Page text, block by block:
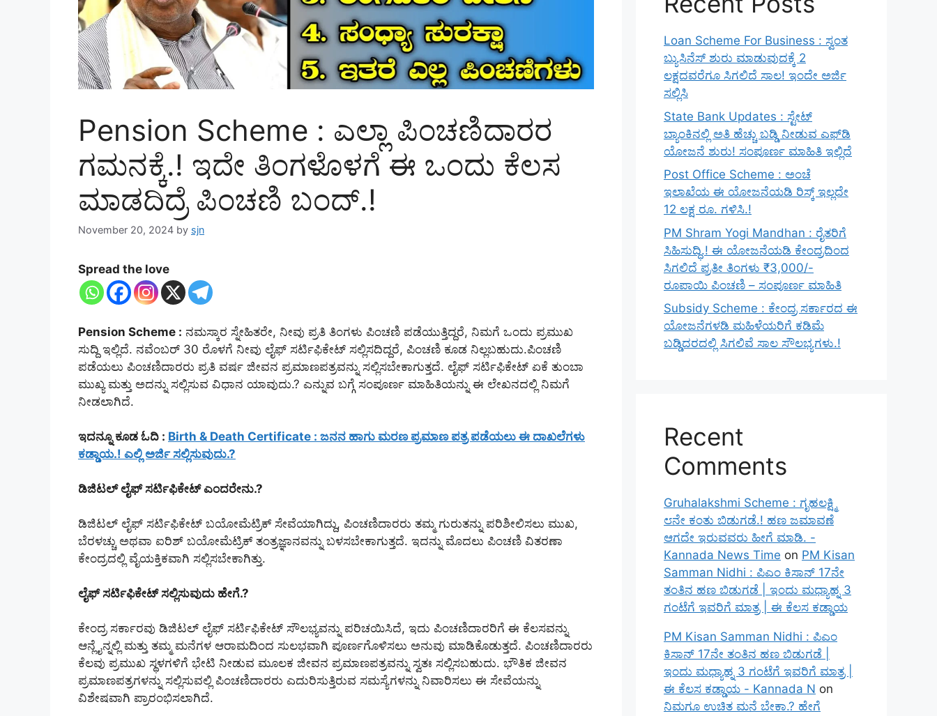
Pension Scheme : ಎಲ್ಲಾ ಪಿಂಚಣಿದಾರರ
ಗಮನಕ್ಕೆ.! ಇದೇ ತಿಂಗಳೊಳಗೆ ಈ ಒಂದು ಕೆಲಸ
ಮಾಡದಿದ್ರೆ ಪಿಂಚಣಿ ಬಂದ್.!
November 20, 2024 by sjn
Spread the love
Pension Scheme : ನಮಸ್ಕಾರ ಸ್ನೇಹಿತರೇ, ನೀವು ಪ್ರತಿ ತಿಂಗಳು ಪಿಂಚಣಿ ಪಡೆಯುತ್ತಿದ್ದರೆ, ನಿಮಗೆ ಒಂದು ಪ್ರಮುಖ
ಸುದ್ದಿ ಇಲ್ಲಿದೆ. ನವೆಂಬರ್ 30 ರೊಳಗೆ ನೀವು ಲೈಫ್ ಸರ್ಟಿಫಿಕೇಟ್ ಸಲ್ಲಿಸದಿದ್ದರೆ, ಪಿಂಚಣಿ ಕೂಡ ನಿಲ್ಲಬಹುದು.ಪಿಂಚಣಿ
ಪಡೆಯಲು ಪಿಂಚಣಿದಾರರು ಪ್ರತಿ ವರ್ಷ ಜೀವನ ಪ್ರಮಾಣಪತ್ರವನ್ನು ಸಲ್ಲಿಸಬೇಕಾಗುತ್ತದೆ. ಲೈಫ್ ಸರ್ಟಿಫಿಕೇಟ್ ಏಕೆ ತುಂಬಾ
ಮುಖ್ಯ ಮತ್ತು ಅದನ್ನು ಸಲ್ಲಿಸುವ ವಿಧಾನ ಯಾವುದು.? ಎನ್ನುವ ಬಗ್ಗೆ ಸಂಪೂರ್ಣ ಮಾಹಿತಿಯನ್ನು ಈ ಲೇಖನದಲ್ಲಿ ನಿಮಗೆ
ನೀಡಲಾಗಿದೆ.
ಇದನ್ನೂ ಕೂಡ ಓದಿ : Birth & Death Certificate : ಜನನ ಹಾಗು ಮರಣ ಪ್ರಮಾಣ ಪತ್ರ ಪಡೆಯಲು ಈ ದಾಖಲೆಗಳು
ಕಡ್ಡಾಯ.! ಎಲ್ಲಿ ಅರ್ಜಿ ಸಲ್ಲಿಸುವುದು.?
ಡಿಜಿಟಲ್ ಲೈಫ್ ಸರ್ಟಿಫಿಕೇಟ್ ಎಂದರೇನು.?
ಡಿಜಿಟಲ್ ಲೈಫ್ ಸರ್ಟಿಫಿಕೇಟ್ ಬಯೋಮೆಟ್ರಿಕ್ ಸೇವೆಯಾಗಿದ್ದು, ಪಿಂಚಣಿದಾರರು ತಮ್ಮ ಗುರುತನ್ನು ಪರಿಶೀಲಿಸಲು ಮುಖ,
ಬೆರಳಚ್ಚು ಅಥವಾ ಐರಿಶ್ ಬಯೋಮೆಟ್ರಿಕ್ ತಂತ್ರಜ್ಞಾನವನ್ನು ಬಳಸಬೇಕಾಗುತ್ತದೆ. ಇದನ್ನು ಮೊದಲು ಪಿಂಚಣಿ ವಿತರಣಾ
ಕೇಂದ್ರದಲ್ಲಿ ವೈಯಕ್ತಿಕವಾಗಿ ಸಲ್ಲಿಸಬೇಕಾಗಿತ್ತು.
ಲೈಫ್ ಸರ್ಟಿಫಿಕೇಟ್ ಸಲ್ಲಿಸುವುದು ಹೇಗೆ.?
ಕೇಂದ್ರ ಸರ್ಕಾರವು ಡಿಜಿಟಲ್ ಲೈಫ್ ಸರ್ಟಿಫಿಕೇಟ್ ಸೌಲಭ್ಯವನ್ನು ಪರಿಚಯಿಸಿದೆ, ಇದು ಪಿಂಚಣಿದಾರರಿಗೆ ಈ ಕೆಲಸವನ್ನು
ಆನ್ಲೈನ್ನಲ್ಲಿ ಮತ್ತು ತಮ್ಮ ಮನೆಗಳ ಆರಾಮದಿಂದ ಸುಲಭವಾಗಿ ಪೂರ್ಣಗೊಳಿಸಲು ಅನುವು ಮಾಡಿಕೊಡುತ್ತದೆ. ಪಿಂಚಣಿದಾರರು
ಕೆಲವು ಪ್ರಮುಖ ಸ್ಥಳಗಳಿಗೆ ಭೇಟಿ ನೀಡುವ ಮೂಲಕ ಜೀವನ ಪ್ರಮಾಣಪತ್ರವನ್ನು ಸ್ವತಃ ಸಲ್ಲಿಸಬಹುದು. ಭೌತಿಕ ಜೀವನ
ಪ್ರಮಾಣಪತ್ರಗಳನ್ನು ಸಲ್ಲಿಸುವಲ್ಲಿ ಪಿಂಚಣಿದಾರರು ಎದುರಿಸುತ್ತಿರುವ ಸಮಸ್ಯೆಗಳನ್ನು ನಿವಾರಿಸಲು ಈ ಸೇವೆಯನ್ನು
ವಿಶೇಷವಾಗಿ ಪ್ರಾರಂಭಿಸಲಾಗಿದೆ.
Loan Scheme For Business : ಸ್ವಂತ
ಬ್ಯುಸಿನೆಸ್ ಶುರು ಮಾಡುವುದಕ್ಕೆ 2
ಲಕ್ಷದವರೆಗೂ ಸಿಗಲಿದೆ ಸಾಲ! ಇಂದೇ ಅರ್ಜಿ
ಸಲ್ಲಿಸಿ
State Bank Updates : ಸ್ಟೇಟ್
ಬ್ಯಾಂಕಿನಲ್ಲಿ ಅತಿ ಹೆಚ್ಚು ಬಡ್ಡಿ ನೀಡುವ ಎಫ್‌ಡಿ
ಯೋಜನೆ ಶುರು! ಸಂಪೂರ್ಣ ಮಾಹಿತಿ ಇಲ್ಲಿದೆ
Post Office Scheme : ಅಂಚೆ
ಇಲಾಖೆಯ ಈ ಯೋಜನೆಯಡಿ ರಿಸ್ಕ್‌ ಇಲ್ಲದೇ
12 ಲಕ್ಷ ರೂ. ಗಳಿಸಿ.!
PM Shram Yogi Mandhan : ರೈತರಿಗೆ
ಸಿಹಿಸುದ್ಧಿ.! ಈ ಯೋಜನೆಯಡಿ ಕೇಂದ್ರದಿಂದ
ಸಿಗಲಿದೆ ಪ್ರತೀ ತಿಂಗಳು ₹3,000/-
ರೂಪಾಯಿ ಪಿಂಚಣಿ – ಸಂಪೂರ್ಣ ಮಾಹಿತಿ
Subsidy Scheme : ಕೇಂದ್ರ ಸರ್ಕಾರದ ಈ
ಯೋಜನೆಗಳಡಿ ಮಹಿಳೆಯರಿಗೆ ಕಡಿಮೆ
ಬಡ್ಡಿದರದಲ್ಲಿ ಸಿಗಲಿವೆ ಸಾಲ ಸೌಲಭ್ಯಗಳು.!
Recent
Comments
Gruhalakshmi Scheme : ಗೃಹಲಕ್ಷ್ಮಿ
೮ನೇ ಕಂತು ಬಿಡುಗಡೆ.! ಹಣ ಜಮಾವಣೆ
ಆಗದೇ ಇರುವವರು ಹೀಗೆ ಮಾಡಿ. -
Kannada News Time on PM Kisan
Samman Nidhi : ಪಿಎಂ ಕಿಸಾನ್ 17ನೇ
ತಂತಿನ ಹಣ ಬಿಡುಗಡೆ | ಇಂದು ಮಧ್ಯಾಹ್ನ 3
ಗಂಟೆಗೆ ಇವರಿಗೆ ಮಾತ್ರ | ಈ ಕೆಲಸ ಕಡ್ಡಾಯ
PM Kisan Samman Nidhi : ಪಿಎಂ
ಕಿಸಾನ್ 17ನೇ ತಂತಿನ ಹಣ ಬಿಡುಗಡೆ |
ಇಂದು ಮಧ್ಯಾಹ್ನ 3 ಗಂಟೆಗೆ ಇವರಿಗೆ ಮಾತ್ರ |
ಈ ಕೆಲಸ ಕಡ್ಡಾಯ - Kannada N on
ನಿಮಗೂ ಉಚಿತ ಮನೆ ಬೇಕಾ.? ಹೇಗೆ